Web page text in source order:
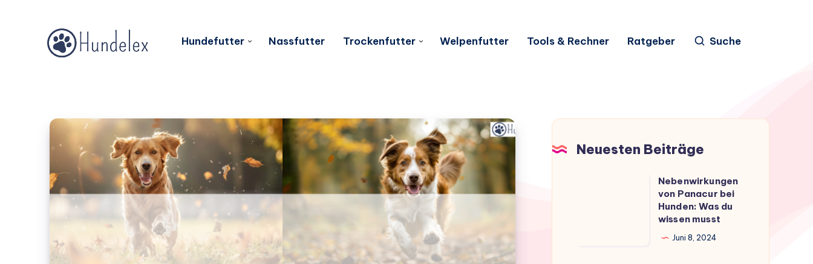
Hundefutter Nassfutter Trockenfutter Welpenfutter Tools & Rechner Ratgeber Suche
Neuesten Beiträge
Nebenwirkungen
von Panacur bei
Hunden: Was du
wissen musst
Juni 8, 2024